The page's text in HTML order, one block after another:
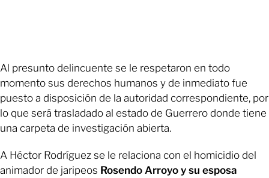
Al presunto delincuente se le respetaron en todo
momento sus derechos humanos y de inmediato fue
puesto a disposición de la autoridad correspondiente, por
lo que será trasladado al estado de Guerrero donde tiene
una carpeta de investigación abierta.
A Héctor Rodríguez se le relaciona con el homicidio del
animador de jaripeos Rosendo Arroyo y su esposa